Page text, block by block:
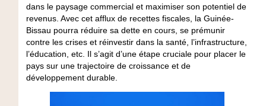
dans le paysage commercial et maximiser son potentiel de
revenus. Avec cet afflux de recettes fiscales, la Guinée-
Bissau pourra réduire sa dette en cours, se prémunir
contre les crises et réinvestir dans la santé, l’infrastructure,
l’éducation, etc. Il s’agit d’une étape cruciale pour placer le
pays sur une trajectoire de croissance et de
développement durable.